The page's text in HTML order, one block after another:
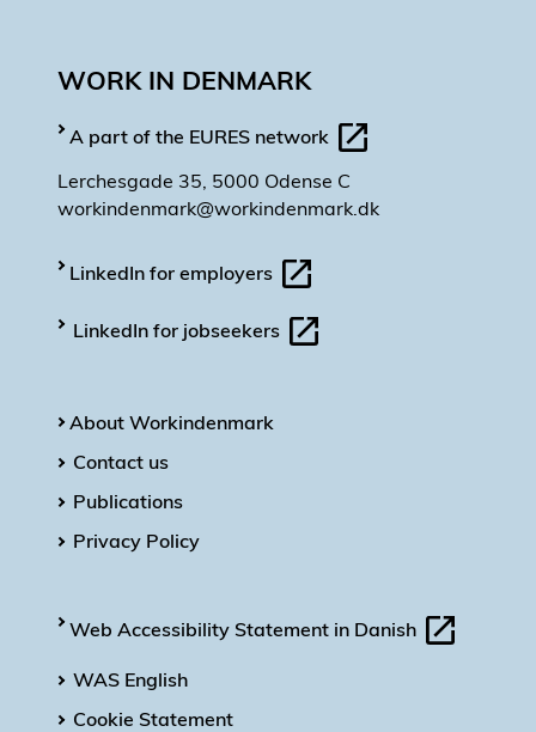
WORK IN DENMARK
A part of the EURES network
Lerchesgade 35, 5000 Odense C
workindenmark@workindenmark.dk
LinkedIn for employers
LinkedIn for jobseekers
About Workindenmark
Contact us
Publications
Privacy Policy
Web Accessibility Statement in Danish
WAS English
Cookie Statement